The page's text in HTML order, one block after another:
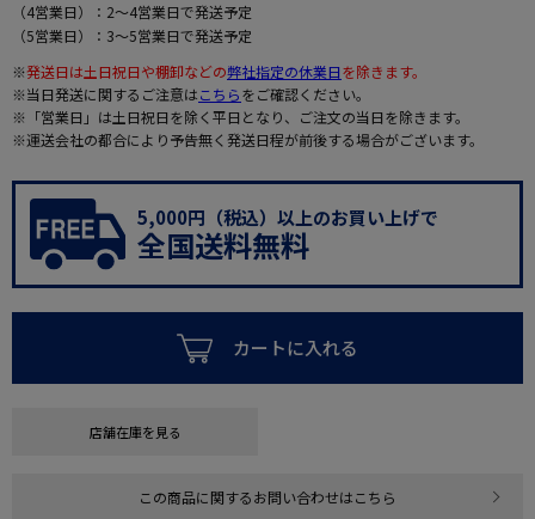
（4営業日）：2～4営業日で発送予定
（5営業日）：3～5営業日で発送予定
※発送日は土日祝日や棚卸などの弊社指定の休業日を除きます。
※当日発送に関するご注意はこちらをご確認ください。
※「営業日」は土日祝日を除く平日となり、ご注文の当日を除きます。
※運送会社の都合により予告無く発送日程が前後する場合がございます。
5,000円（税込）以上のお買い上げで
全国送料無料
カートに入れる
店舗在庫を見る
この商品に関するお問い合わせはこちら